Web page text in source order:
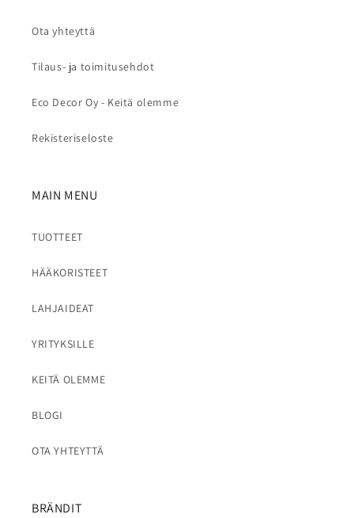
Ota yhteyttä
Tilaus- ja toimitusehdot
Eco Decor Oy - Keitä olemme
Rekisteriseloste
MAIN MENU
TUOTTEET
HÄÄKORISTEET
LAHJAIDEAT
YRITYKSILLE
KEITÄ OLEMME
BLOGI
OTA YHTEYTTÄ
BRÄNDIT